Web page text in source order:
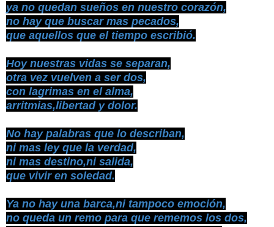
ya no quedan sueños en nuestro corazón,
no hay que buscar mas pecados,
que aquellos que el tiempo escribió.
Hoy nuestras vidas se separan,
otra vez vuelven a ser dos,
con lagrimas en el alma,
arritmias,libertad y dolor.
No hay palabras que lo describan,
ni mas ley que la verdad,
ni mas destino,ni salida,
que vivir en soledad.
Ya no hay una barca,ni tampoco emoción,
no queda un remo para que rememos los dos,